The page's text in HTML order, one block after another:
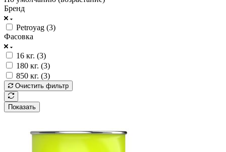
Бренд
Petroyag (3)
Фасовка
16 кг. (3)
180 кг. (3)
850 кг. (3)
Очистить фильтр
Показать